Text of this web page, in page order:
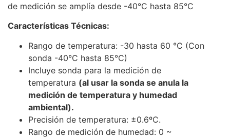
de medición se amplía desde -40°C hasta 85°C
Características Técnicas:
Rango de temperatura: -30 hasta 60 °C (Con
sonda -40°C hasta 85°C)
Incluye sonda para la medición de
temperatura (al usar la sonda se anula la
medición de temperatura y humedad
ambiental).
Precisión de temperatura: ±0.6ºC.
Rango de medición de humedad: 0 ~